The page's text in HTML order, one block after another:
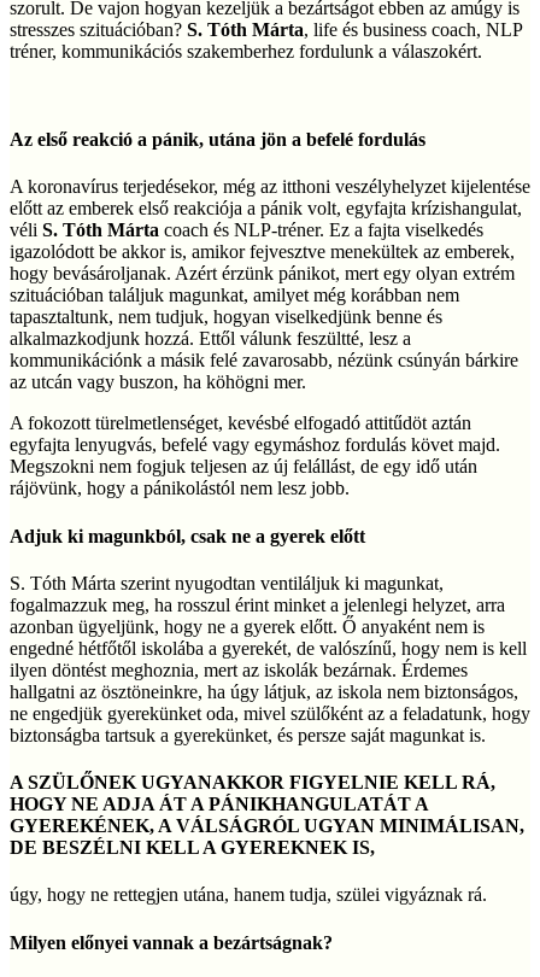
szorult. De vajon hogyan kezeljük a bezártságot ebben az amúgy is
stresszes szituációban? S. Tóth Márta, life és business coach, NLP
tréner, kommunikációs szakemberhez fordulunk a válaszokért.
Az első reakció a pánik, utána jön a befelé fordulás
A koronavírus terjedésekor, még az itthoni veszélyhelyzet kijelentése
előtt az emberek első reakciója a pánik volt, egyfajta krízishangulat,
véli S. Tóth Márta coach és NLP-tréner. Ez a fajta viselkedés
igazolódott be akkor is, amikor fejvesztve menekültek az emberek,
hogy bevásároljanak. Azért érzünk pánikot, mert egy olyan extrém
szituációban találjuk magunkat, amilyet még korábban nem
tapasztaltunk, nem tudjuk, hogyan viselkedjünk benne és
alkalmazkodjunk hozzá. Ettől válunk feszültté, lesz a
kommunikációnk a másik felé zavarosabb, nézünk csúnyán bárkire
az utcán vagy buszon, ha köhögni mer.
A fokozott türelmetlenséget, kevésbé elfogadó attitűdöt aztán
egyfajta lenyugvás, befelé vagy egymáshoz fordulás követ majd.
Megszokni nem fogjuk teljesen az új felállást, de egy idő után
rájövünk, hogy a pánikolástól nem lesz jobb.
Adjuk ki magunkból, csak ne a gyerek előtt
S. Tóth Márta szerint nyugodtan ventiláljuk ki magunkat,
fogalmazzuk meg, ha rosszul érint minket a jelenlegi helyzet, arra
azonban ügyeljünk, hogy ne a gyerek előtt. Ő anyaként nem is
engedné hétfőtől iskolába a gyerekét, de valószínű, hogy nem is kell
ilyen döntést meghoznia, mert az iskolák bezárnak. Érdemes
hallgatni az ösztöneinkre, ha úgy látjuk, az iskola nem biztonságos,
ne engedjük gyerekünket oda, mivel szülőként az a feladatunk, hogy
biztonságba tartsuk a gyerekünket, és persze saját magunkat is.
A SZÜLŐNEK UGYANAKKOR FIGYELNIE KELL RÁ,
HOGY NE ADJA ÁT A PÁNIKHANGULATÁT A
GYEREKÉNEK, A VÁLSÁGRÓL UGYAN MINIMÁLISAN,
DE BESZÉLNI KELL A GYEREKNEK IS,
úgy, hogy ne rettegjen utána, hanem tudja, szülei vigyáznak rá.
Milyen előnyei vannak a bezártságnak?